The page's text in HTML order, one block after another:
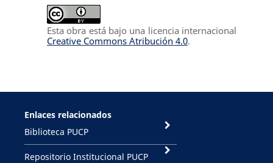
Esta obra está bajo una licencia internacional
Creative Commons Atribución 4.0.
Enlaces relacionados
Biblioteca PUCP
Repositorio Institucional PUCP